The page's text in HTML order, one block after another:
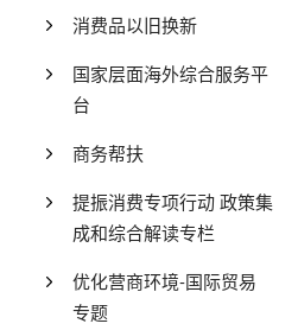
消费品以旧换新
国家层面海外综合服务平
台
商务帮扶
提振消费专项行动 政策集
成和综合解读专栏
优化营商环境-国际贸易
专题